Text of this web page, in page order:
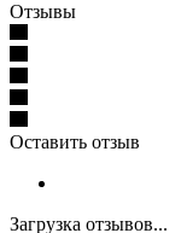
Отзывы
Оставить отзыв
Загрузка отзывов...